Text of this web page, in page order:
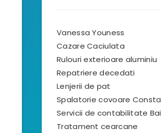
Vanessa Youness
Cazare Caciulata
Rulouri exterioare aluminiu
Repatriere decedati
Lenjerii de pat
Spalatorie covoare
Servicii de contabilitate
Tratament cearcane